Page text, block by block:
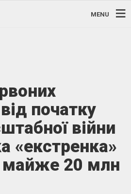
MENU
початку
війни
«екстренка»
майже 20 млн